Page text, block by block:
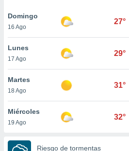
similares
como
sitio
de
traten tus
en
interés
Para
su
Domingo
16 Ago
27°
Lunes
17 Ago
29°
Martes
18 Ago
31°
Miércoles
19 Ago
32°
Riesgo de tormentas